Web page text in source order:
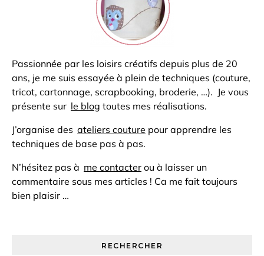
Passionnée par les loisirs créatifs depuis plus de 20
ans, je me suis essayée à plein de techniques (couture,
tricot, cartonnage, scrapbooking, broderie, …). Je vous
présente sur le blog toutes mes réalisations.
J’organise des ateliers couture pour apprendre les
techniques de base pas à pas.
N’hésitez pas à me contacter ou à laisser un
commentaire sous mes articles ! Ca me fait toujours
bien plaisir …
RECHERCHER